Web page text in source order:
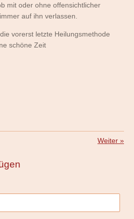
mit oder ohne offensichtlicher
auf ihn verlassen.
vorerst letzte Heilungsmethode
schöne Zeit
Weiter »